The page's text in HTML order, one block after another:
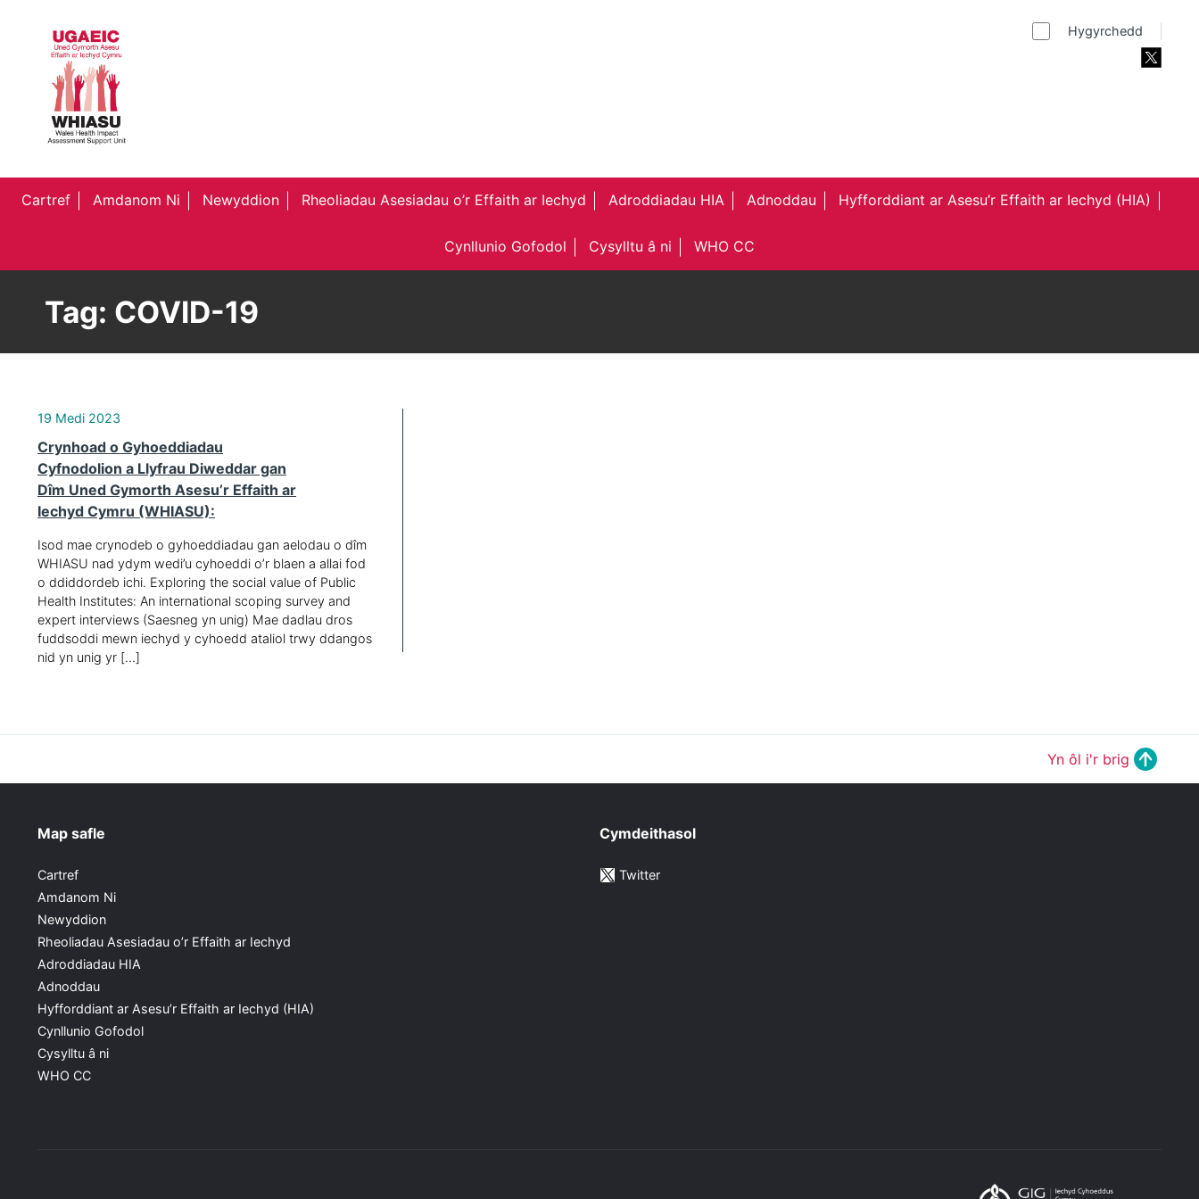
Hygyrchedd
Cartref Amdanom Ni Newyddion Rheoliadau Asesiadau o’r Effaith ar Iechyd Adroddiadau HIA Adnoddau Hyfforddiant ar Asesu’r Effaith ar Iechyd (HIA)
Cynllunio Gofodol Cysylltu â ni WHO CC
Tag: COVID-19
19 Medi 2023
Crynhoad o Gyhoeddiadau
Cyfnodolion a Llyfrau Diweddar gan
Dîm Uned Gymorth Asesu’r Effaith ar
Iechyd Cymru (WHIASU):
Isod mae crynodeb o gyhoeddiadau gan aelodau o dîm
WHIASU nad ydym wedi’u cyhoeddi o’r blaen a allai fod
o ddiddordeb ichi. Exploring the social value of Public
Health Institutes: An international scoping survey and
expert interviews (Saesneg yn unig) Mae dadlau dros
fuddsoddi mewn iechyd y cyhoedd ataliol trwy ddangos
nid yn unig yr […]
Yn ôl i'r brig
Map safle
Cartref
Amdanom Ni
Newyddion
Rheoliadau Asesiadau o’r Effaith ar Iechyd
Adroddiadau HIA
Adnoddau
Hyfforddiant ar Asesu’r Effaith ar Iechyd (HIA)
Cynllunio Gofodol
Cysylltu â ni
WHO CC
Cymdeithasol
Twitter